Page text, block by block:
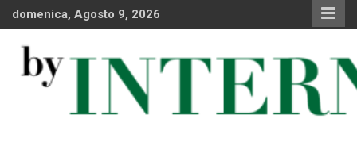
Skipdomenica, Agosto 9, 2026